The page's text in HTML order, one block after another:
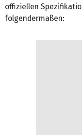
offiziellen
folgendermaßen: